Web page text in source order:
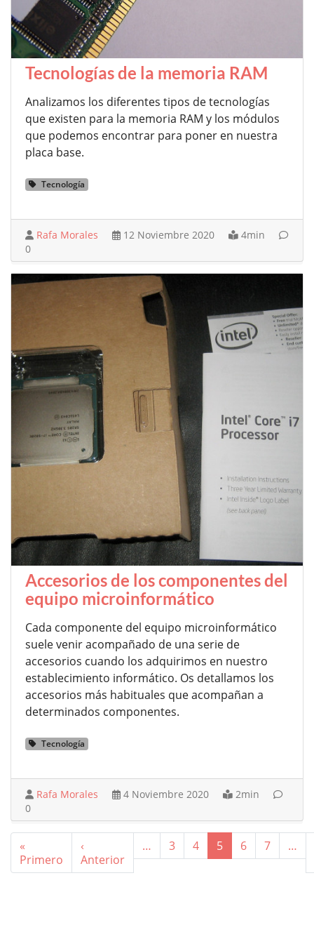
Tecnologías de la memoria RAM
Analizamos los diferentes tipos de tecnologías
que existen para la memoria RAM y los módulos
que podemos encontrar para poner en nuestra
placa base.
Tecnología
Rafa Morales 12 Noviembre 2020
4min
0
Accesorios de los componentes del
equipo microinformático
Cada componente del equipo microinformático
suele venir acompañado de una serie de
accesorios cuando los adquirimos en nuestro
establecimiento informático. Os detallamos los
accesorios más habituales que acompañan a
determinados componentes.
Tecnología
Rafa Morales 4 Noviembre 2020
2min
0
Paginación
«
Primero Primera página
‹
AnteriorPágina anterior
… 3 4 5 6 7 …